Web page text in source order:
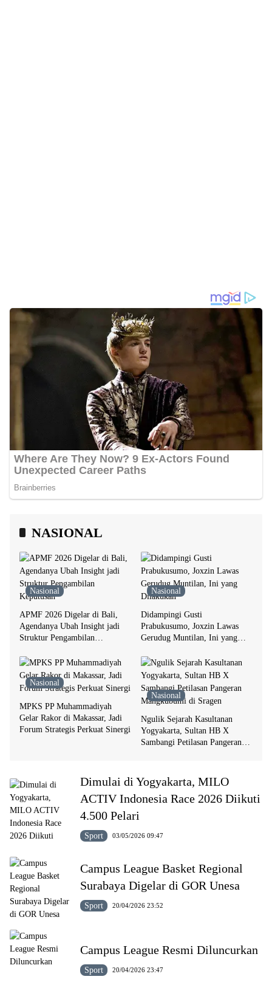
NASIONAL
Nasional
APMF 2026 Digelar di Bali,
Agendanya Ubah Insight jadi
Struktur Pengambilan
Nasional
Didampingi Gusti
Prabukusumo, Joxzin Lawas
Gerudug Muntilan, Ini yang
Nasional
MPKS PP Muhammadiyah
Gelar Rakor di Makassar, Jadi
Forum Strategis Perkuat Sinergi
Nasional
Ngulik Sejarah Kasultanan
Yogyakarta, Sultan HB X
Sambangi Petilasan Pangeran
Dimulai di Yogyakarta, MILO
ACTIV Indonesia Race 2026 Diikuti
4.500 Pelari
Sport 03/05/2026 09:47
Campus League Basket Regional
Surabaya Digelar di GOR Unesa
Sport 20/04/2026 23:52
Campus League Resmi Diluncurkan
Sport 20/04/2026 23:47